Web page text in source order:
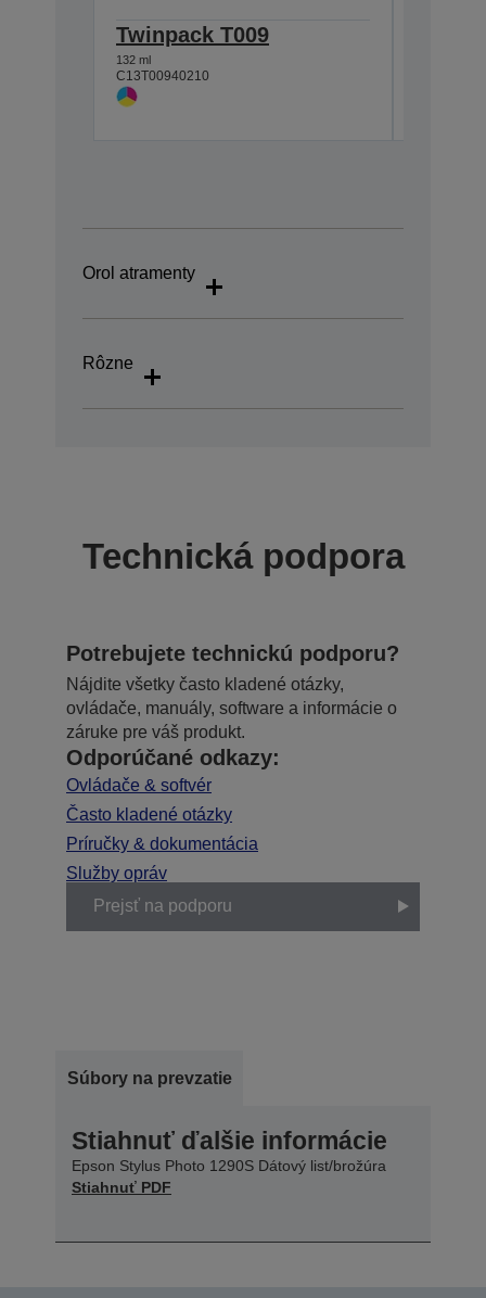
Twinpack T009
132 ml
C13T00940210
Orol atramenty
Rôzne
Technická podpora
Potrebujete technickú podporu?
Nájdite všetky často kladené otázky,
ovládače, manuály, software a informácie o
záruke pre váš produkt.
Odporúčané odkazy:
Ovládače & softvér
Často kladené otázky
Príručky & dokumentácia
Služby opráv
Prejsť na podporu
Súbory na prevzatie
Stiahnuť ďalšie informácie
Epson Stylus Photo 1290S Dátový list/brožúra
Stiahnuť PDF